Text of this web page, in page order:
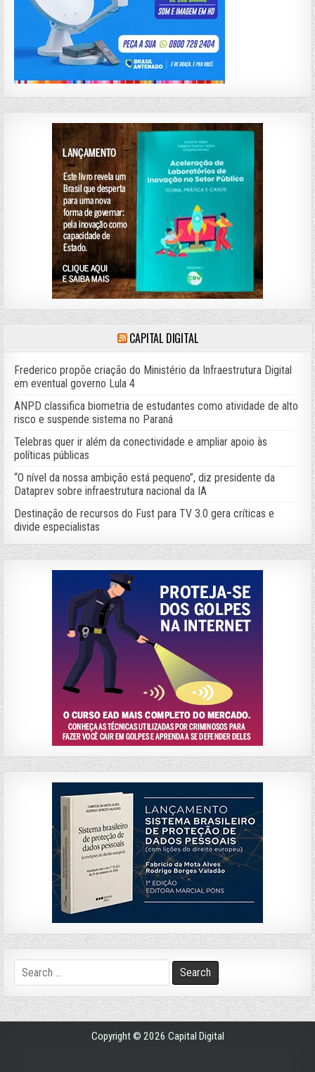
CAPITAL DIGITAL
Frederico propõe criação do Ministério da Infraestrutura Digital
em eventual governo Lula 4
ANPD classifica biometria de estudantes como atividade de alto
risco e suspende sistema no Paraná
Telebras quer ir além da conectividade e ampliar apoio às
políticas públicas
“O nível da nossa ambição está pequeno”, diz presidente da
Dataprev sobre infraestrutura nacional da IA
Destinação de recursos do Fust para TV 3.0 gera críticas e
divide especialistas
Search
for:
Copyright © 2026 Capital Digital